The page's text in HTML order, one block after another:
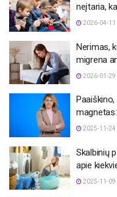
neįtaria,
2026-04-11
Nerimas,
migrena
2026-01-29
Paaiškino,
2025-11-24
Skalbinių
apie
2025-11-09